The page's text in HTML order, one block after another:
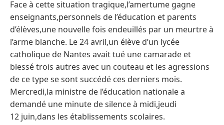
Face à cette situation tragique,l’amertume gagne
enseignants,personnels de l’éducation et parents
d’élèves,une nouvelle fois endeuillés par un meurtre à
l’arme blanche. Le 24 avril,un élève d’un lycée
catholique de Nantes avait tué une camarade et
blessé trois autres avec un couteau et les agressions
de ce type se sont succédé ces derniers mois.
Mercredi,la ministre de l’éducation nationale a
demandé une minute de silence à midi,jeudi
12 juin,dans les établissements scolaires.